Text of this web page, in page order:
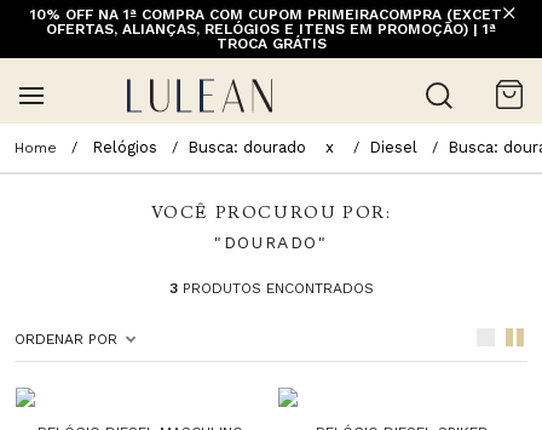
10% OFF NA 1ª COMPRA COM CUPOM PRIMEIRACOMPRA (EXCETO
OFERTAS, ALIANÇAS, RELÓGIOS E ITENS EM PROMOÇÃO) | 1ª
TROCA GRÁTIS
Relógios Busca: dourado x Diesel Busca:
VOCÊ PROCUROU POR:
"DOURADO"
3PRODUTOS ENCONTRADOS
ORDENAR POR